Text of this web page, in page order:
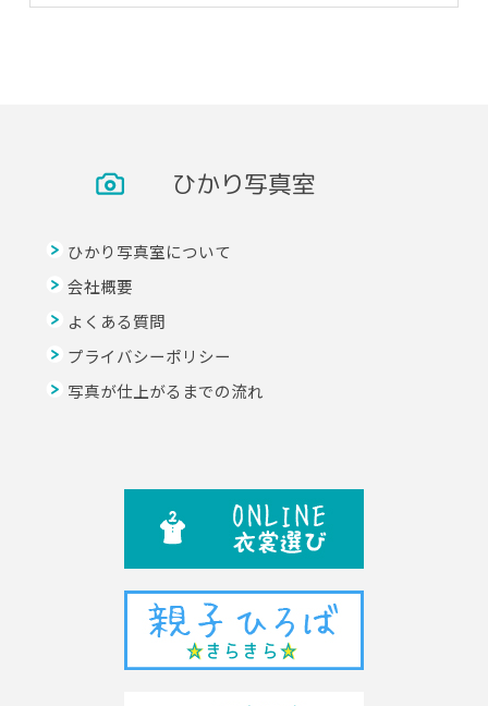
ひかり写真室
ひかり写真室について
会社概要
よくある質問
プライバシーポリシー
写真が仕上がるまでの流れ